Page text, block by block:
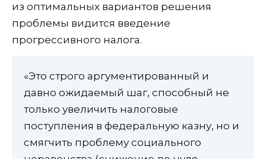
из оптимальных вариантов решения
проблемы видится введение
прогрессивного налога.
«Это строго аргументированный и
давно ожидаемый шаг, способный не
только увеличить налоговые
поступления в федеральную казну, но и
смягчить проблему социального